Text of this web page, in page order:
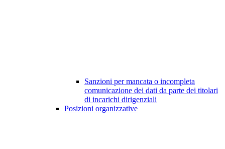
Sanzioni per mancata o incompleta
comunicazione dei dati da parte dei titolari
di incarichi dirigenziali
Posizioni organizzative